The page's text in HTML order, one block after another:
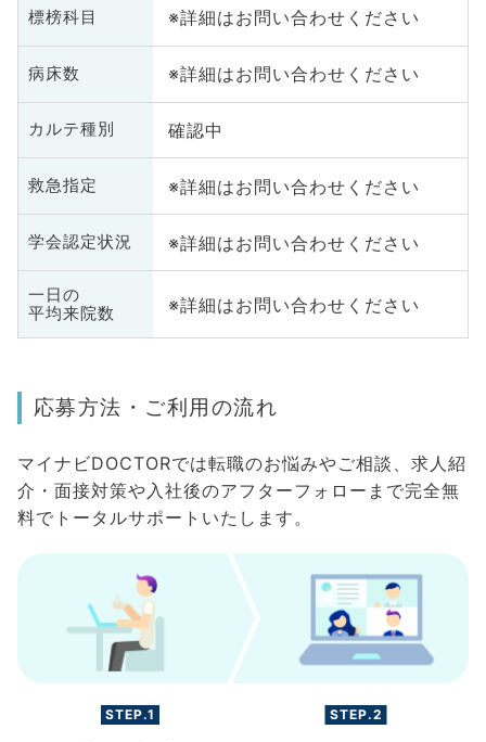
標榜科目 ※詳細はお問い合わせください
病床数 ※詳細はお問い合わせください
カルテ種別 確認中
救急指定 ※詳細はお問い合わせください
学会認定状況 ※詳細はお問い合わせください
一日の
平均来院数
※詳細はお問い合わせください
応募方法・ご利用の流れ
マイナビDOCTORでは転職のお悩みやご相談、求人紹
介・面接対策や入社後のアフターフォローまで完全無
料でトータルサポートいたします。
STEP.1 STEP.2